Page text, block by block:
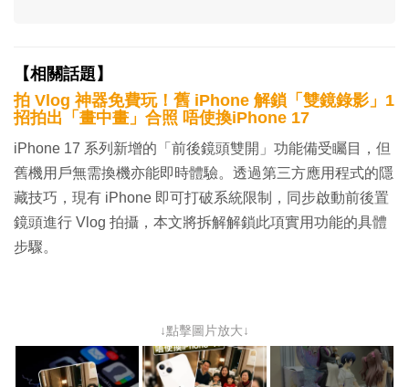
【相關話題】
拍 Vlog 神器免費玩！舊 iPhone 解鎖「雙鏡錄影」1
招拍出「畫中畫」合照 唔使換iPhone 17
iPhone 17 系列新增的「前後鏡頭雙開」功能備受矚目，但
舊機用戶無需換機亦能即時體驗。透過第三方應用程式的隱
藏技巧，現有 iPhone 即可打破系統限制，同步啟動前後置
鏡頭進行 Vlog 拍攝，本文將拆解解鎖此項實用功能的具體
步驟。
↓點擊圖片放大↓